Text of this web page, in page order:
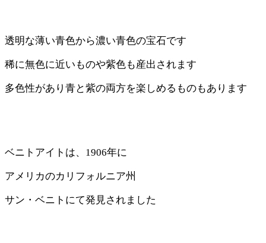
透明な薄い青色から濃い青色の宝石です
稀に無色に近いものや紫色も産出されます
多色性があり青と紫の両方を楽しめるものもあります
ベニトアイトは、1906年に
アメリカのカリフォルニア州
サン・ベニトにて発見されました